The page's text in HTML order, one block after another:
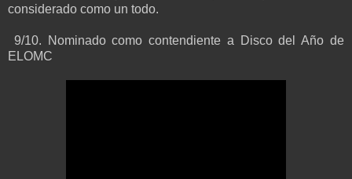
considerado como un todo.
9/10. Nominado como contendiente a Disco del Año de
ELOMC